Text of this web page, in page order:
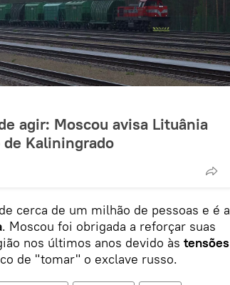
agir: Moscou avisa Lituânia
Kaliningrado
cerca de um milhão de pessoas e é a
. Moscou foi obrigada a reforçar suas
nos últimos anos devido às tensões
de "tomar" o exclave russo.